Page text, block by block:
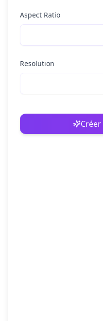
Aspect Ratio
Resolution